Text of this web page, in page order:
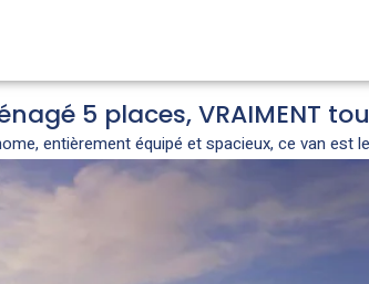
5 places, VRAIMENT
entièrement équipé et spacieux, ce van est